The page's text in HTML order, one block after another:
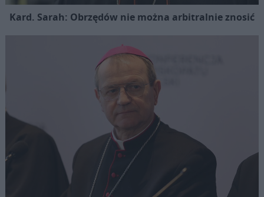
Kard. Sarah: Obrzędów nie można arbitralnie znosić